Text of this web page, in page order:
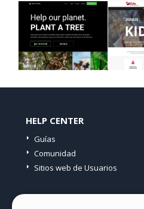
HELP CENTER
Guías
Comunidad
Sitios web de Usuarios